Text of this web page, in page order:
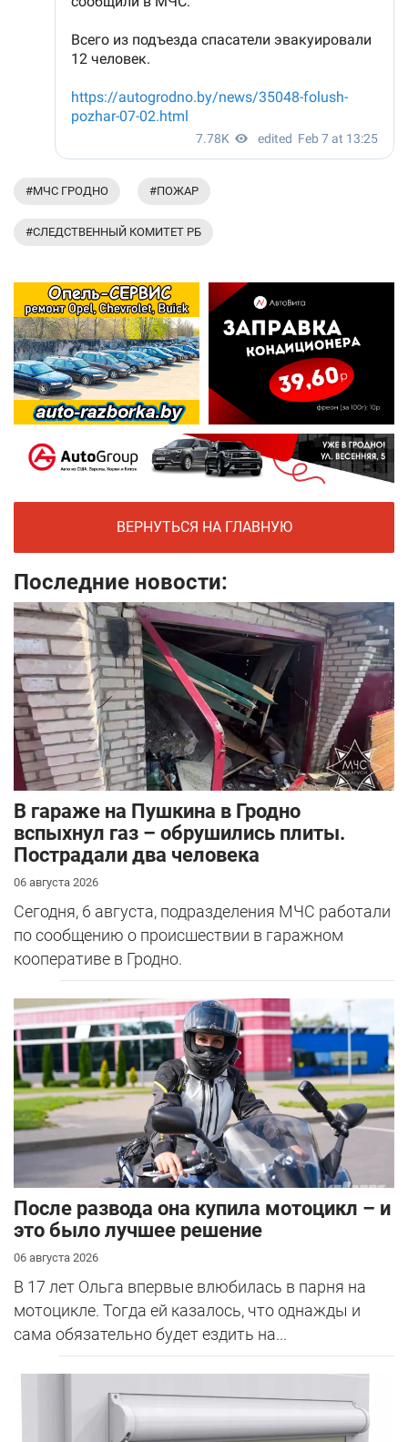
#МЧС ГРОДНО #ПОЖАР
#СЛЕДСТВЕННЫЙ КОМИТЕТ РБ
ВЕРНУТЬСЯ НА ГЛАВНУЮ
Последние новости:
В гараже на Пушкина в Гродно
вспыхнул газ – обрушились плиты.
Пострадали два человека
06 августа 2026
Сегодня, 6 августа, подразделения МЧС работали
по сообщению о происшествии в гаражном
кооперативе в Гродно.
После развода она купила мотоцикл – и
это было лучшее решение
06 августа 2026
В 17 лет Ольга впервые влюбилась в парня на
мотоцикле. Тогда ей казалось, что однажды и
сама обязательно будет ездить на...